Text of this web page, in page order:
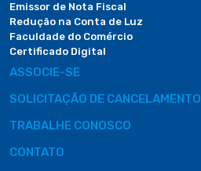
Emissor de Nota Fiscal
Redução na Conta de Luz
Faculdade do Comércio
Certificado Digital
ASSOCIE-SE
SOLICITAÇÃO DE CANCELAMENTO
TRABALHE CONOSCO
CONTATO